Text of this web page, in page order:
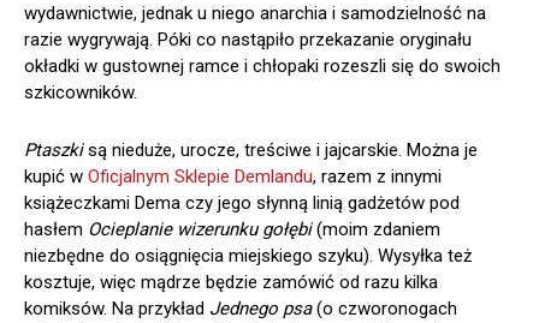
wydawnictwie, jednak u niego anarchia i samodzielność na
razie wygrywają. Póki co nastąpiło przekazanie oryginału
okładki w gustownej ramce i chłopaki rozeszli się do swoich
szkicowników.
Ptaszkisą nieduże, urocze, treściwe i jajcarskie. Można je
kupić w Oficjalnym Sklepie Demlandu, razem z innymi
książeczkami Dema czy jego słynną linią gadżetów pod
hasłem Ocieplanie wizerunku gołębi(moim zdaniem
niezbędne do osiągnięcia miejskiego szyku). Wysyłka też
kosztuje, więc mądrze będzie zamówić od razu kilka
komiksów. Na przykład Jednego psa(o czworonogach